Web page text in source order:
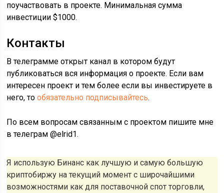
поучаствовать в проекте. Минимальная сумма
инвестиции $1000.
Контакты
В телеграмме открыт канал в котором будут
публиковаться вся информация о проекте. Если вам
интересен проект и тем более если вы инвестируете в
него, тообязательно подписывайтесь.
По всем вопросам связанным с проектом пишите мне
в телеграм @elrid1.
Я использую Бинанс как лучшую и самую большую
криптобиржу на текущий момент с широчайшими
возможностями как для поставочной спот торговли,